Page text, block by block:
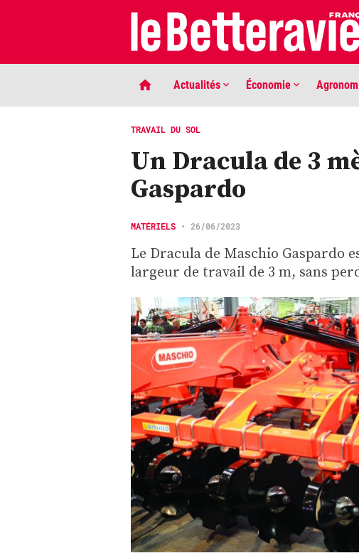
Actualités Économie
LIGNE DE MIRE
Phaco quand tu nous tiens …
TRAVAIL DU SOL
Un Dracula de 3
Gaspardo
MATÉRIELS • 26/06/2023
Le Dracula de Maschio Gaspardo
largeur de travail de 3 m, sans